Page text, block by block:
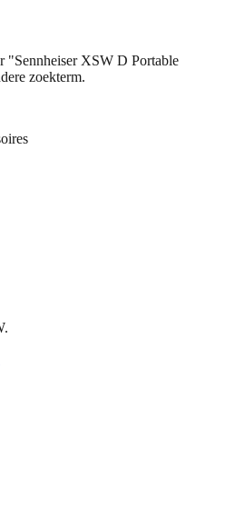
"Sennheiser XSW D Portable
zoekterm.